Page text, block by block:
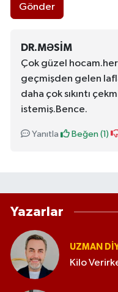
Gönder
DR.MƏSIM
Çok güzel
geçmişden gelen
daha çok sıkıntı
istemiş.Bence.
Yanıtla Beğen (1 )
Yazarlar
UZMAN
Kilo